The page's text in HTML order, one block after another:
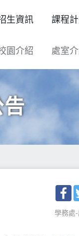
生資訊 課程
園介紹 處室
告
學務處